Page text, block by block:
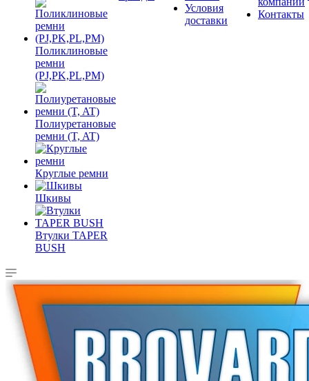
Поликлиновые
ремни
(PJ,PK,PL,PM)
Полиуретановые
ремни (T, AT)
Круглые ремни
Шкивы
Втулки TAPER
BUSH
Условия
доставки
Контакты